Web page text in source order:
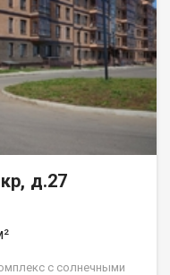
д.27
с солнечными